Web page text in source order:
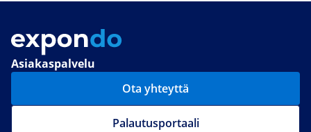
Asiakaspalvelu
Ota yhteyttä
Palautusportaali